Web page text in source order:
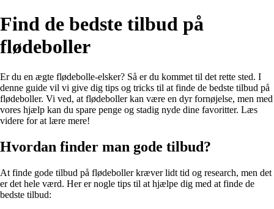
Find de bedste tilbud på
flødeboller
Er du en ægte flødebolle-elsker? Så er du kommet til det rette sted. I
denne guide vil vi give dig tips og tricks til at finde de bedste tilbud på
flødeboller. Vi ved, at flødeboller kan være en dyr fornøjelse, men med
vores hjælp kan du spare penge og stadig nyde dine favoritter. Læs
videre for at lære mere!
Hvordan finder man gode tilbud?
At finde gode tilbud på flødeboller kræver lidt tid og research, men det
er det hele værd. Her er nogle tips til at hjælpe dig med at finde de
bedste tilbud: